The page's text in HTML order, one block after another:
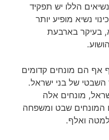
הללו יש תפקיד
נשיא מופיע יותר
בעיקר בארבעת
אף הם מונחים קדומים
של בני ישראל.
מונחים אלה
המונחים שבט ומשפחה
ואלף.